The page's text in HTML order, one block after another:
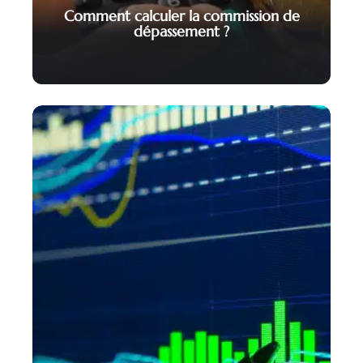
Comment calculer la commission de
dépassement ?